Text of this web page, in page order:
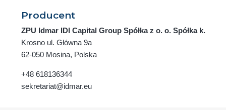
Producent
ZPU Idmar IDI Capital Group Spółka z o. o. Spółka k.
Krosno ul. Główna 9a
62-050 Mosina, Polska
+48 618136344
sekretariat@idmar.eu